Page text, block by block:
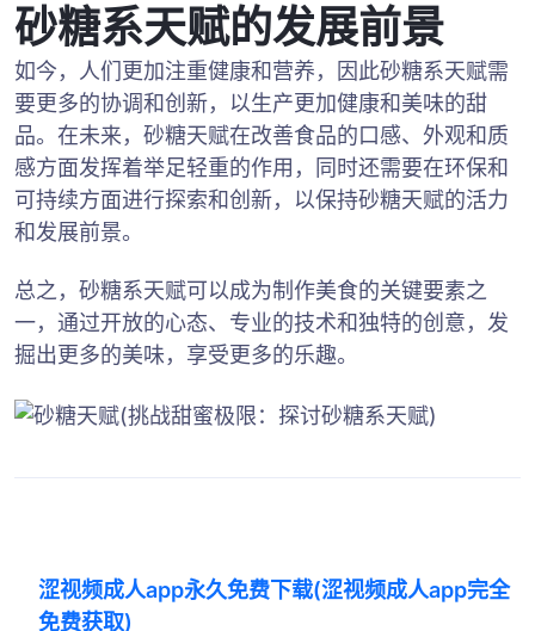
砂糖系天赋的发展前景
如今，人们更加注重健康和营养，因此砂糖系天赋需
要更多的协调和创新，以生产更加健康和美味的甜
品。在未来，砂糖天赋在改善食品的口感、外观和质
感方面发挥着举足轻重的作用，同时还需要在环保和
可持续方面进行探索和创新，以保持砂糖天赋的活力
和发展前景。
总之，砂糖系天赋可以成为制作美食的关键要素之
一，通过开放的心态、专业的技术和独特的创意，发
掘出更多的美味，享受更多的乐趣。
涩视频成人app永久免费下载(涩视频成人app完全
免费获取)